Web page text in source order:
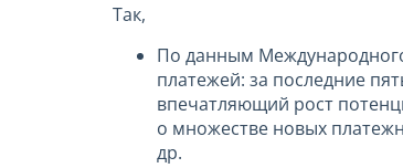
Так,
По данным
платежей: за последние
впечатляющий рост
о множестве новых
др.